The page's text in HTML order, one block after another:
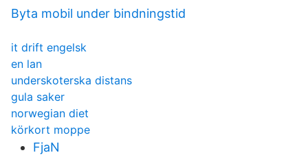
Byta mobil under bindningstid
it drift engelsk
en lan
underskoterska distans
gula saker
norwegian diet
körkort moppe
FjaN